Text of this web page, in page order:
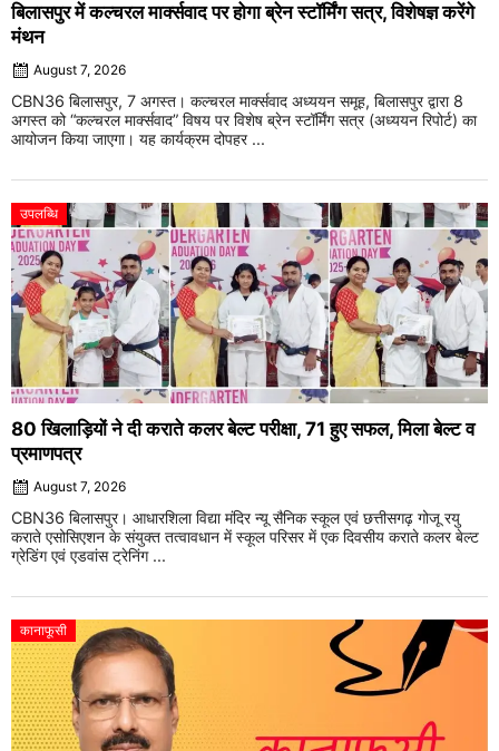
बिलासपुर में कल्चरल मार्क्सवाद पर होगा ब्रेन स्टॉर्मिंग सत्र, विशेषज्ञ करेंगे
मंथन
August 7, 2026
CBN36 बिलासपुर, 7 अगस्त। कल्चरल मार्क्सवाद अध्ययन समूह, बिलासपुर द्वारा 8
अगस्त को “कल्चरल मार्क्सवाद” विषय पर विशेष ब्रेन स्टॉर्मिंग सत्र (अध्ययन रिपोर्ट) का
आयोजन किया जाएगा। यह कार्यक्रम दोपहर ...
उपलब्धि
80 खिलाड़ियों ने दी कराते कलर बेल्ट परीक्षा, 71 हुए सफल, मिला बेल्ट व
प्रमाणपत्र
August 7, 2026
CBN36 बिलासपुर। आधारशिला विद्या मंदिर न्यू सैनिक स्कूल एवं छत्तीसगढ़ गोजू रयु
कराते एसोसिएशन के संयुक्त तत्वावधान में स्कूल परिसर में एक दिवसीय कराते कलर बेल्ट
ग्रेडिंग एवं एडवांस ट्रेनिंग ...
कानाफूसी